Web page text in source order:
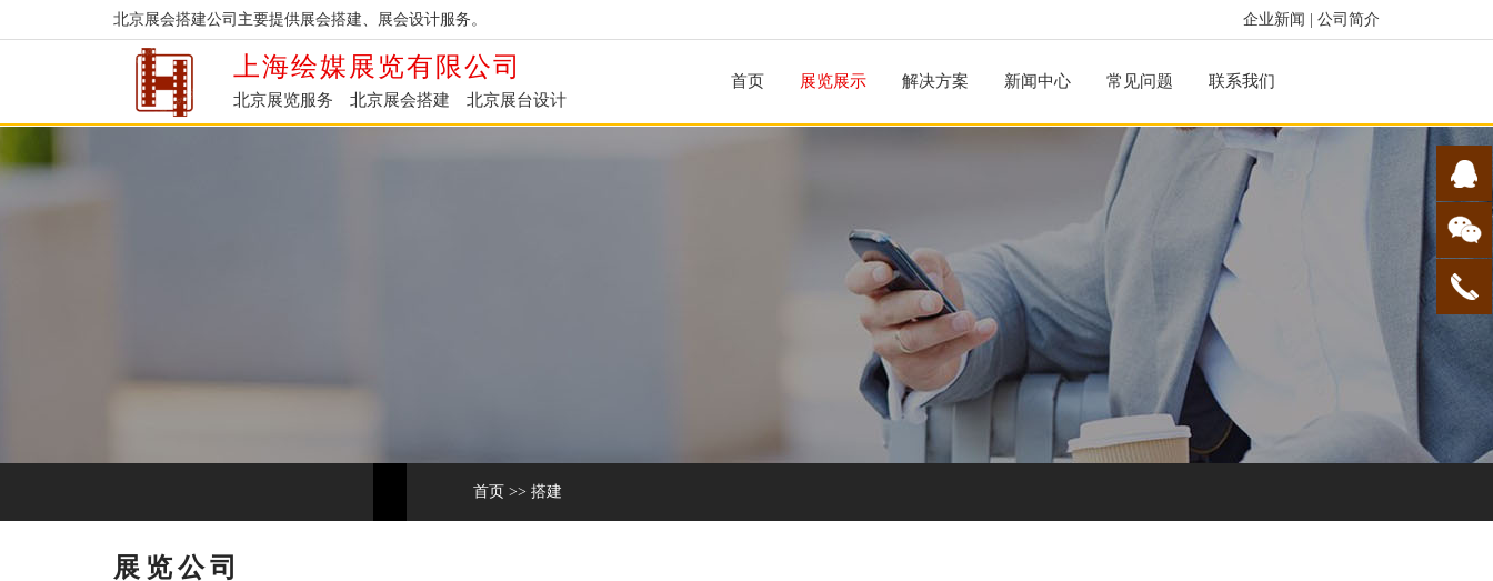
企业新闻 公司简介
北京展会搭建公司主要提供展会搭建、展会设计服务。
上海绘媒展览有限公司
北京展览服务 北京展会搭建 北京展台设计
首页 展览展示 解决方案 新闻中心 常见问题 联系我们
首页 >> 搭建
展览公司